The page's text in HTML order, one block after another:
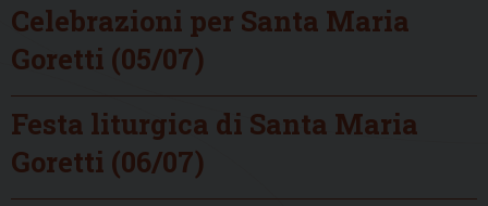
Celebrazioni per Santa Maria
Goretti (05/07)
Festa liturgica di Santa Maria
Goretti (06/07)